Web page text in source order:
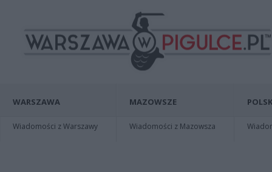
WARSZAWA
Wiadomości z Warszawy
MAZOWSZE
Wiadomości z Mazowsza